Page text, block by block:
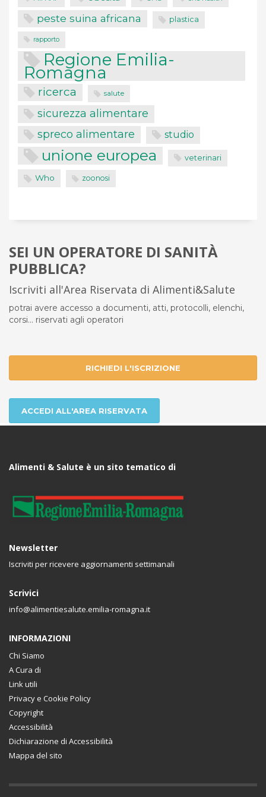
peste suina africana plastica
rapporto
Regione Emilia-
Romagna
ricerca salute
sicurezza alimentare
spreco alimentare studio
unione europea veterinari
Who zoonosi
SEI UN OPERATORE DI SANITÀ
PUBBLICA?
Iscriviti all'Area Riservata di Alimenti&Salute
potrai avere accesso a documenti, atti, protocolli, elenchi,
corsi... riservati agli operatori
RICHIEDI L'ISCRIZIONE
ACCEDI ALL'AREA RISERVATA
Alimenti & Salute è un sito tematico di
Newsletter
Iscriviti per ricevere aggiornamenti settimanali
Scrivici
info@alimentiesalute.emilia-romagna.it
INFORMAZIONI
Chi Siamo
A Cura di
Link utili
Privacy e Cookie Policy
Copyright
Accessibilità
Dichiarazione di Accessibilità
Mappa del sito